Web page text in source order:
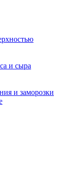
и сыра
и заморозки